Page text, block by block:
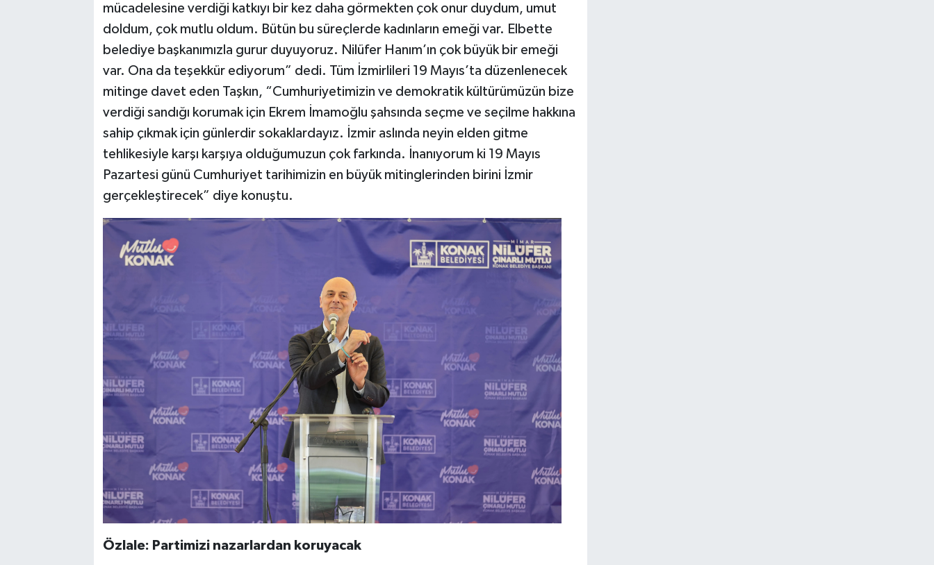
mücadelesine verdiği katkıyı bir kez daha görmekten çok onur duydum, umut
doldum, çok mutlu oldum. Bütün bu süreçlerde kadınların emeği var. Elbette
belediye başkanımızla gurur duyuyoruz. Nilüfer Hanım’ın çok büyük bir emeği
var. Ona da teşekkür ediyorum” dedi. Tüm İzmirlileri 19 Mayıs’ta düzenlenecek
mitinge davet eden Taşkın, “Cumhuriyetimizin ve demokratik kültürümüzün bize
verdiği sandığı korumak için Ekrem İmamoğlu şahsında seçme ve seçilme hakkına
sahip çıkmak için günlerdir sokaklardayız. İzmir aslında neyin elden gitme
tehlikesiyle karşı karşıya olduğumuzun çok farkında. İnanıyorum ki 19 Mayıs
Pazartesi günü Cumhuriyet tarihimizin en büyük mitinglerinden birini İzmir
gerçekleştirecek” diye konuştu.
Özlale: Partimizi nazarlardan koruyacak